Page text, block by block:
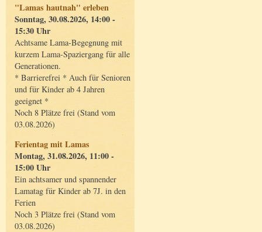
"Lamas hautnah" erleben
Sonntag, 30.08.2026, 14:00 -
15:30 Uhr
Achtsame Lama-Begegnung mit
kurzem Lama-Spaziergang für alle
Generationen.
* Barrierefrei * Auch für Senioren
und für Kinder ab 4 Jahren
geeignet *
Noch 8 Plätze frei (Stand vom
03.08.2026)
Ferientag mit Lamas
Montag, 31.08.2026, 11:00 -
15:00 Uhr
Ein achtsamer und spannender
Lamatag für Kinder ab 7J. in den
Ferien
Noch 3 Plätze frei (Stand vom
03.08.2026)